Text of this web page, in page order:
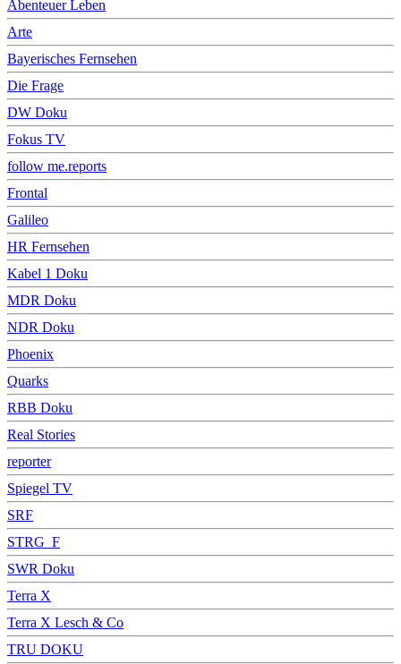
Abenteuer Leben
Arte
Bayerisches Fernsehen
Die Frage
DW Doku
Fokus TV
follow me.reports
Frontal
Galileo
HR Fernsehen
Kabel 1 Doku
MDR Doku
NDR Doku
Phoenix
Quarks
RBB Doku
Real Stories
reporter
Spiegel TV
SRF
STRG_F
SWR Doku
Terra X
Terra X Lesch & Co
TRU DOKU